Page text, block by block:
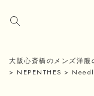
大阪心斎橋のメンズ洋
> NEPENTHES >